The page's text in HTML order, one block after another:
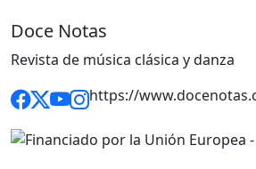
Doce Notas
Revista de música clásica y danza
https://